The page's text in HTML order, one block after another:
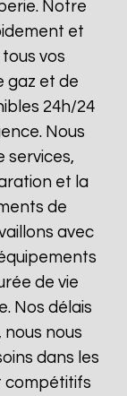
Notre
et
vos
gaz et de
24h/24
Nous
services,
et la
de
avec
de vie
Nos délais
nous
dans les
compétitifs